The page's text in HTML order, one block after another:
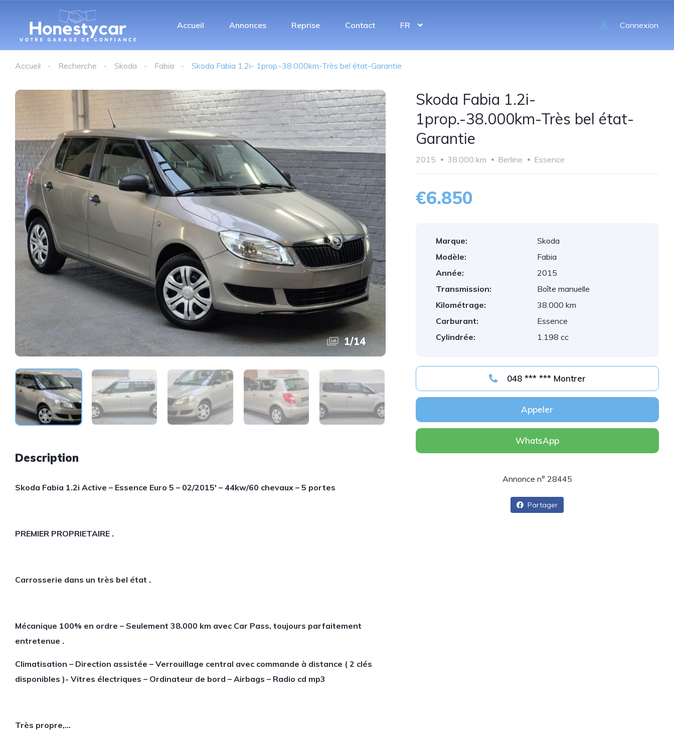
Accueil Annonces Reprise Contact FR Connexion
Accueil Recherche Skoda Fabia Skoda Fabia 1.2i- 1prop.-38.000km-Très bel état-Garantie
1/14
Description
Skoda Fabia 1.2i Active – Essence Euro 5 – 02/2015′ – 44kw/60 chevaux – 5 portes
PREMIER PROPRIETAIRE .
Carrosserie dans un très bel état .
Mécanique 100% en ordre – Seulement 38.000 km avec Car Pass, toujours parfaitement
entretenue .
Climatisation – Direction assistée – Verrouillage central avec commande à distance ( 2 clés
disponibles )- Vitres électriques – Ordinateur de bord – Airbags – Radio cd mp3
Très propre,…
Skoda Fabia 1.2i-
1prop.-38.000km-Très bel état-
Garantie
2015 38.000 km Berline Essence
€6.850
Marque:
Skoda
Modèle:
Fabia
Année:
2015
Transmission:
Boîte manuelle
Kilométrage:
38.000 km
Carburant:
Essence
Cylindrée:
1.198 cc
048 *** *** Montrer
Appeler
WhatsApp
Annonce n° 28445
Partager